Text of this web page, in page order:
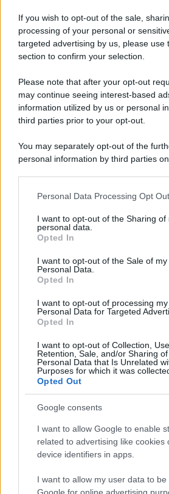
If you wish to opt-out of the sale,
processing of your personal or
targeted advertising by us, please use
section to confirm your selection.
Please note that after your opt-out
may continue seeing interest-based
information utilized by us or personal
third parties prior to your opt-out.
You may separately opt-out of the
personal information by third parties
This information may also be
disclose it to other third parties.
Please note that this website/app uses
services and may gather and store
not limited to your visit or usage
grant or deny consent to Google and
consent section.
Personal Data Processing Opt
I want to opt-out of the Sharing of
personal data.
Opted In
I want to opt-out of the Sale of my
Personal Data.
Opted In
I want to opt-out of processing my
Personal Data for Targeted
Opted In
I want to opt-out of Collection, Use,
Retention, Sale, and/or Sharing
Personal Data that Is Unrelated
Purposes for which it was
Opted Out
Google consents
I want to allow Google to enable
related to advertising like cookies
device identifiers in apps.
I want to allow my user data to be
Ricevi LE FRASI PIÙ
E-mail
FRASI
Frasi celebri
Frasi da
Poesie
Frasi dei film
Frasi film più lette